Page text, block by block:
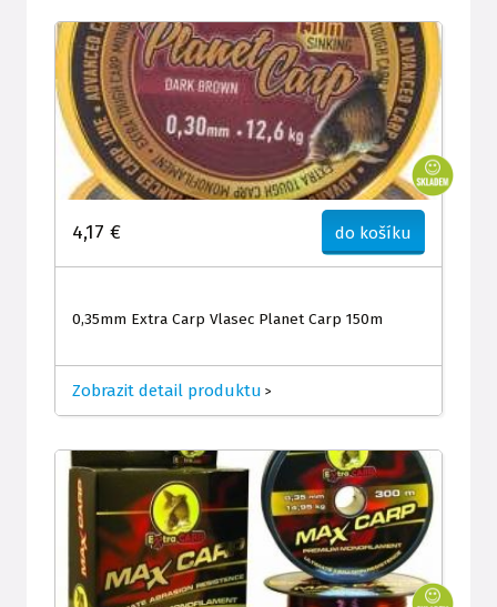
4,17 € do košíku
0,35mm Extra Carp Vlasec Planet Carp 150m
Zobrazit detail produktu >